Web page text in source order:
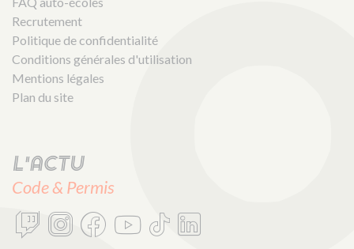
Recrutement
Politique de confidentialité
Conditions générales d'utilisation
Mentions légales
Plan du site
L'actu
Code & Permis